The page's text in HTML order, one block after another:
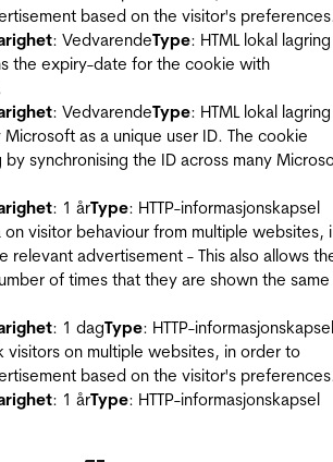
based on the visitor's
: VedvarendeType: HTML lokal lagring
the expiry-date for the cookie with
: VedvarendeType: HTML lokal lagring
as a unique user ID. The cookie
synchronising the ID across many
: 1 årType: HTTP-informasjonskapsel
visitor behaviour from multiple websites,
relevant advertisement - This also allows
of times that they are shown the same
: 1 dagType: HTTP-informasjonskapsel
visitors on multiple websites, in order to
based on the visitor's
: 1 årType: HTTP-informasjonskapsel